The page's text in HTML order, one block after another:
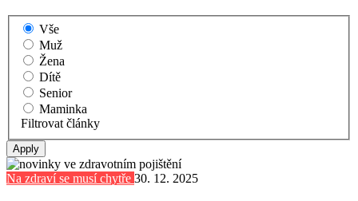
Vše
Muž
Žena
Dítě
Senior
Maminka
Filtrovat články
Na zdraví se musí chytře 30. 12. 2025